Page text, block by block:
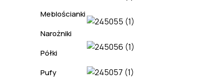
Meblościanki
Narożniki
Półki
Pufy